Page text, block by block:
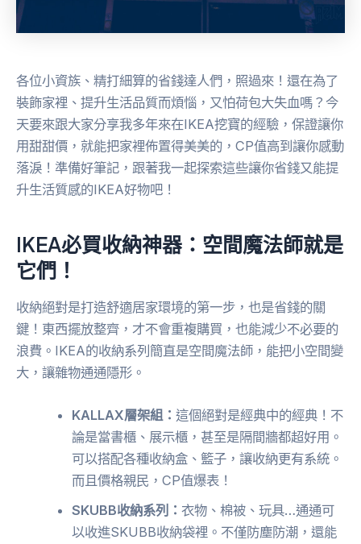
各位小資族、精打細算的省錢達人們，照過來！還在為了
裝飾家裡、提升生活品質而煩惱，又怕荷包大失血嗎？今
天要來跟大家分享我多年來在IKEA挖寶的經驗，保證讓你
用甜甜價，就能把家裡佈置得美美的，CP值高到讓你感動
落淚！準備好筆記，跟著我一起探索這些讓你省錢又能提
升生活質感的IKEA好物吧！
IKEA必買收納神器：空間魔法師就是
它們！
收納絕對是打造舒適居家環境的第一步，也是省錢的關
鍵！東西擺放整齊，才不會重複購買，也能減少不必要的
浪費。IKEA的收納系列簡直是空間魔法師，能把小空間變
大，讓雜物通通隱形。
KALLAX層架組：這個絕對是經典中的經典！不
論是當書櫃、展示櫃，甚至是隔間牆都超好用。
可以搭配各種收納盒、籃子，讓收納更有系統。
而且價格親民，CP值爆表！
SKUBB收納系列：衣物、棉被、玩具…通通可
以收進SKUBB收納袋裡。不僅防塵防潮，還能